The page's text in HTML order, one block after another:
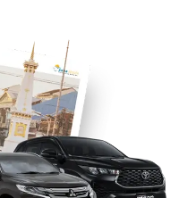
Pajero di Bali untuk
Sewakan di Salsa
yang memiliki